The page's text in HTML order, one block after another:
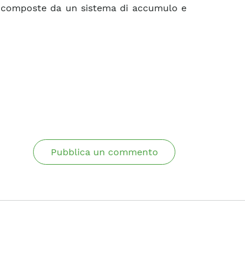
da un sistema di accumulo e
Pubblica un commento